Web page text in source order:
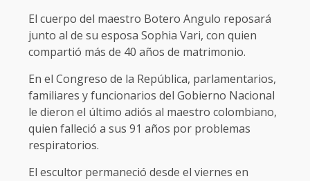
El cuerpo del maestro Botero Angulo reposará
junto al de su esposa Sophia Vari, con quien
compartió más de 40 años de matrimonio.
En el Congreso de la República, parlamentarios,
familiares y funcionarios del Gobierno Nacional
le dieron el último adiós al maestro colombiano,
quien falleció a sus 91 años por problemas
respiratorios.
El escultor permaneció desde el viernes en